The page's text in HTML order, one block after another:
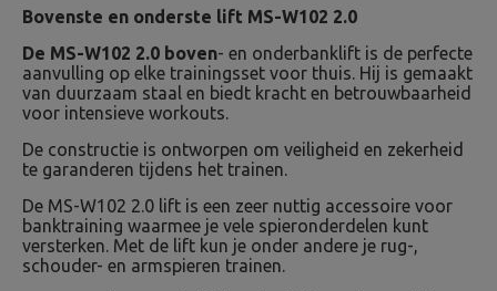
Bovenste en onderste lift MS-W102 2.0
De MS-W102 2.0 boven- en onderbanklift is de perfecte
aanvulling op elke trainingsset voor thuis. Hij is gemaakt
van duurzaam staal en biedt kracht en betrouwbaarheid
voor intensieve workouts.
De constructie is ontworpen om veiligheid en zekerheid
te garanderen tijdens het trainen.
De MS-W102 2.0 lift is een zeer nuttig accessoire voor
banktraining waarmee je vele spieronderdelen kunt
versterken. Met de lift kun je onder andere je rug-,
schouder- en armspieren trainen.